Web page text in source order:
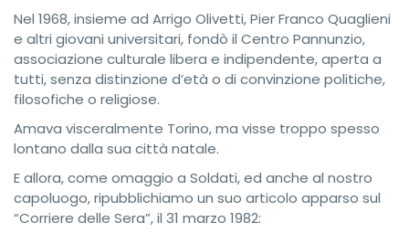
Nel 1968, insieme ad Arrigo Olivetti, Pier Franco Quaglieni
e altri giovani universitari, fondò il Centro Pannunzio,
associazione culturale libera e indipendente, aperta a
tutti, senza distinzione d’età o di convinzione politiche,
filosofiche o religiose.
Amava visceralmente Torino, ma visse troppo spesso
lontano dalla sua città natale.
E allora, come omaggio a Soldati, ed anche al nostro
capoluogo, ripubblichiamo un suo articolo apparso sul
“Corriere delle Sera”, il 31 marzo 1982: